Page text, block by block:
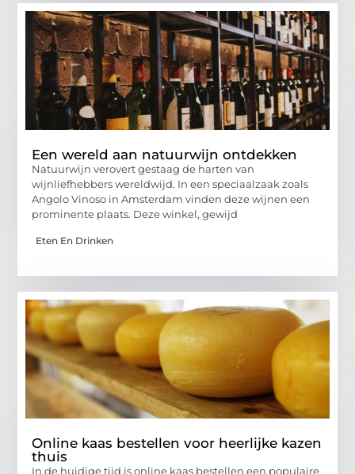
Een wereld aan natuurwijn ontdekken
Natuurwijn verovert gestaag de harten van
wijnliefhebbers wereldwijd. In een speciaalzaak zoals
Angolo Vinoso in Amsterdam vinden deze wijnen een
prominente plaats. Deze winkel, gewijd
Eten En Drinken
Online kaas bestellen voor heerlijke kazen
thuis
In de huidige tijd is online kaas bestellen een populaire